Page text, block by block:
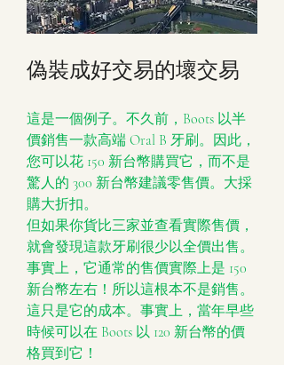
偽裝成好交易的壞交易
這是一個例子。不久前，Boots 以半
價銷售一款高端 Oral B 牙刷。因此，
您可以花 150 新台幣購買它，而不是
驚人的 300 新台幣建議零售價。大採
購大折扣。
但如果你貨比三家並查看實際售價，
就會發現這款牙刷很少以全價出售。
事實上，它通常的售價實際上是 150
新台幣左右！所以這根本不是銷售。
這只是它的成本。事實上，當年早些
時候可以在 Boots 以 120 新台幣的價
格買到它！